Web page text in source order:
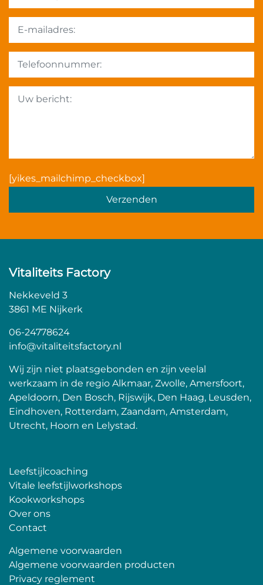
[yikes_mailchimp_checkbox]
Vitaliteits Factory
Nekkeveld 3
3861 ME Nijkerk
06-24778624
info@vitaliteitsfactory.nl
Wij zijn niet plaatsgebonden en zijn veelal
werkzaam in de regio Alkmaar, Zwolle, Amersfoort,
Apeldoorn, Den Bosch, Rijswijk, Den Haag, Leusden,
Eindhoven, Rotterdam, Zaandam, Amsterdam,
Utrecht, Hoorn en Lelystad.
Leefstijlcoaching
Vitale leefstijlworkshops
Kookworkshops
Over ons
Contact
Algemene voorwaarden
Algemene voorwaarden producten
Privacy reglement